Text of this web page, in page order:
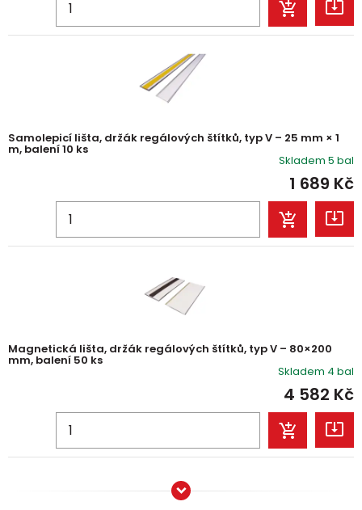
Samolepicí lišta, držák regálových štítků, typ V – 25 mm × 1
m, balení 10 ks
Skladem 5 bal
1 689 Kč
Magnetická lišta, držák regálových štítků, typ V – 80×200
mm, balení 50 ks
Skladem 4 bal
4 582 Kč